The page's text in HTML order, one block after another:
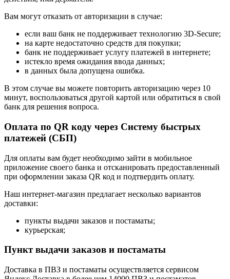
Вам могут отказать от авторизации в случае:
если ваш банк не поддерживает технологию 3D-Secure;
на карте недостаточно средств для покупки;
банк не поддерживает услугу платежей в интернете;
истекло время ожидания ввода данных;
в данных была допущена ошибка.
В этом случае вы можете повторить авторизацию через 10
минут, воспользоваться другой картой или обратиться в свой
банк для решения вопроса.
Оплата по QR коду через Систему быстрых
платежей (СБП)
Для оплаты вам будет необходимо зайти в мобильное
приложение своего банка и отсканировать предоставленный
при оформлении заказа QR код и подтвердить оплату.
Наш интернет-магазин предлагает несколько вариантов
доставки:
пункты выдачи заказов и постаматы;
курьерская;
Пункт выдачи заказов и постаматы
Доставка в ПВЗ и постаматы осуществляется сервисом